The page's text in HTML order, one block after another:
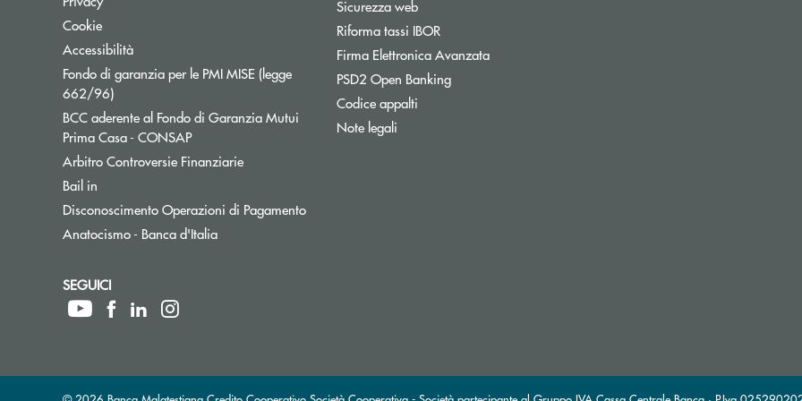
CookieApre una nuova finestra
AccessibilitàApre una nuova finestra
Fondo di garanzia per le PMI MISE (legge
662/96)Apre una nuova finestra
BCC aderente al Fondo di Garanzia Mutui
Prima Casa - CONSAPApre una nuova finestra
Arbitro Controversie FinanziarieApre una nuova finestra
Bail in
Disconoscimento Operazioni di PagamentoApre una nuova finestra
Anatocismo - Banca d'ItaliaApre una nuova finestra
Sicurezza webApre una nuova finestra
Riforma tassi IBORApre una nuova finestra
Firma Elettronica AvanzataApre una nuova finestra
PSD2 Open BankingApre una nuova finestra
Codice appalti
Note legali
SEGUICI